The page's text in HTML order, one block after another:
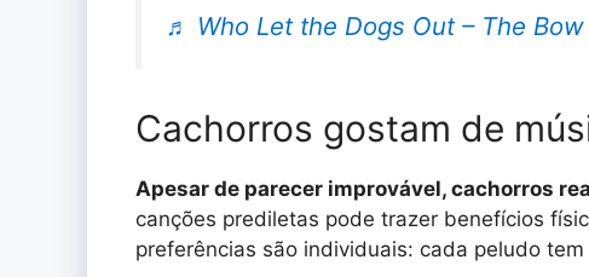
♬ Who Let the Dogs Out – The
Cachorros gostam de
Apesar de parecer improvável, cachorros
canções prediletas pode trazer benefícios
preferências são individuais: cada peludo